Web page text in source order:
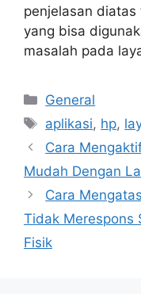
penjelasan
yang bisa
masalah pada
Categories
General
Tags
aplikasi, hp,
Cara
Mudah Dengan
Cara
Tidak Merespons
Fisik